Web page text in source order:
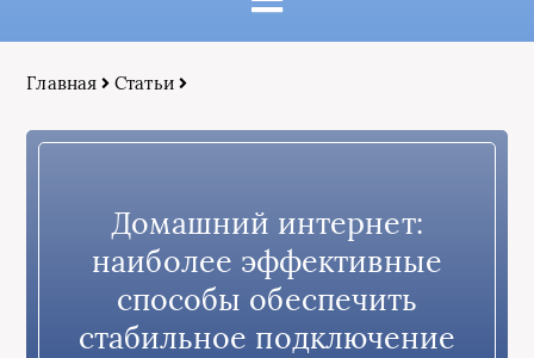
Главная Статьи
Домашний интернет:
наиболее эффективные
способы обеспечить
стабильное подключение